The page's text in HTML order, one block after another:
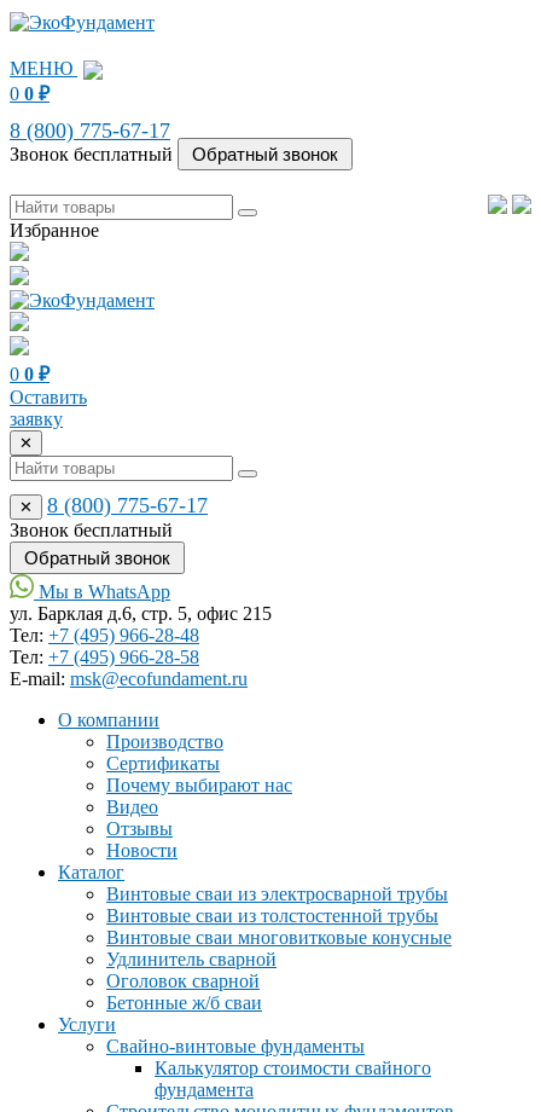
МЕНЮ
0 0 ₽
8 (800) 775-67-17
Звонок бесплатный
Избранное
0 0 ₽
Оставить
заявку
✕
✕ 8 (800) 775-67-17
Звонок бесплатный
Мы в WhatsApp
ул. Барклая д.6, стр. 5, офис 215
Тел: +7 (495) 966-28-48
Тел: +7 (495) 966-28-58
Е-mail: msk@ecofundament.ru
О компании
Производство
Сертификаты
Почему выбирают нас
Видео
Отзывы
Новости
Каталог
Винтовые сваи из электросварной трубы
Винтовые сваи из толстостенной трубы
Винтовые сваи многовитковые конусные
Удлинитель сварной
Оголовок сварной
Бетонные ж/б сваи
Услуги
Свайно-винтовые фундаменты
Калькулятор стоимости свайного
фундамента